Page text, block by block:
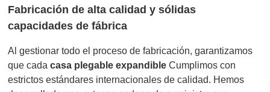
Fabricación de alta calidad y sólidas
capacidades de fábrica
Al gestionar todo el proceso de fabricación, garantizamos
que cadacasa plegable expandible Cumplimos con
estrictos estándares internacionales de calidad. Hemos